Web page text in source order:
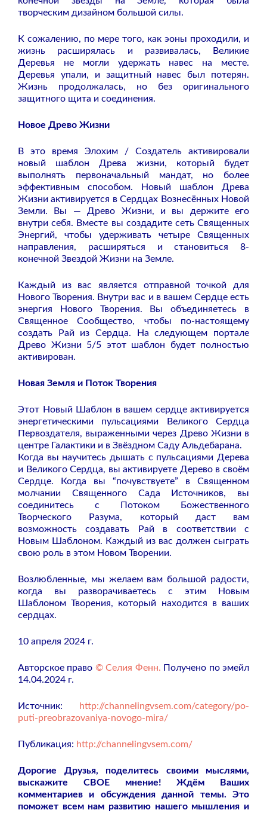
творческим дизайном большой силы.
К сожалению, по мере того, как эоны проходили, и
жизнь расширялась и развивалась, Великие
Деревья не могли удержать навес на месте.
Деревья упали, и защитный навес был потерян.
Жизнь продолжалась, но без оригинального
защитного щита и соединения.
Новое Древо Жизни
В это время Элохим / Создатель активировали
новый шаблон Древа жизни, который будет
выполнять первоначальный мандат, но более
эффективным способом. Новый шаблон Древа
Жизни активируется в Сердцах Вознесённых Новой
Земли. Вы — Древо Жизни, и вы держите его
внутри себя. Вместе вы создадите сеть Священных
Энергий, чтобы удерживать четыре Священных
направления, расширяться и становиться 8-
конечной Звездой Жизни на Земле.
Каждый из вас является отправной точкой для
Нового Творения. Внутри вас и в вашем Сердце есть
энергия Нового Творения. Вы объединяетесь в
Священное Сообщество, чтобы по-настоящему
создать Рай из Сердца. На следующем портале
Древо Жизни 5/5 этот шаблон будет полностью
активирован.
Новая Земля и Поток Творения
Этот Новый Шаблон в вашем сердце активируется
энергетическими пульсациями Великого Сердца
Первоздателя, выраженными через Древо Жизни в
центре Галактики и в Звёздном Саду Альдебарана.
Когда вы научитесь дышать с пульсациями Дерева
и Великого Сердца, вы активируете Дерево в своём
Сердце. Когда вы “почувствуете” в Священном
молчании Священного Сада Источников, вы
соединитесь с Потоком Божественного
Творческого Разума, который даст вам
возможность создавать Рай в соответствии с
Новым Шаблоном. Каждый из вас должен сыграть
свою роль в этом Новом Творении.
Возлюбленные, мы желаем вам большой радости,
когда вы разворачиваетесь с этим Новым
Шаблоном Творения, который находится в ваших
сердцах.
10 апреля 2024 г.
Авторское право © Селия Фенн. Получено по эмейл
14.04.2024 г.
Источник:
http://channelingvsem.com/category/po-
puti-preobrazovaniya-novogo-mira/
Публикация: http://channelingvsem.com/
Дорогие Друзья, поделитесь своими мыслями,
выскажите СВОЕ мнение! Ждём Ваших
комментариев и обсуждения данной темы. Это
поможет всем нам развитию нашего мышления и